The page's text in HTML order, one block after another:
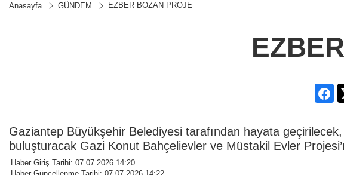
Anasayfa GÜNDEM EZBER BOZAN PROJE
Gaziantep Büyükşehir Belediyesi tarafından hayata
buluşturacak Gazi Konut Bahçelievler ve Müstakil Evler
Haber Giriş Tarihi: 07.07.2026 14:20